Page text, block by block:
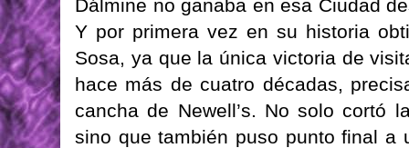
Dálmine no ganaba en esa Ciudad
Y por primera vez en su historia
Sosa, ya que la única victoria de
hace más de cuatro décadas,
cancha de Newell’s. No solo cortó
sino que también puso punto final a